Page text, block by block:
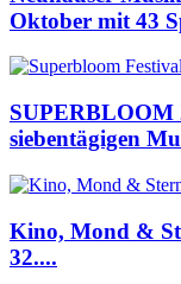
Oktober mit 43
SUPERBLOOM
siebentägigen
Kino, Mond &
32....